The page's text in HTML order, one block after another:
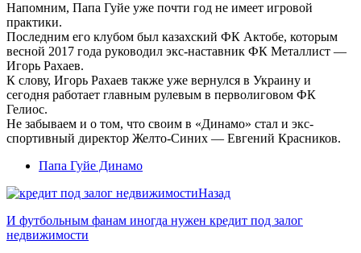
Напомним, Папа Гуйе уже почти год не имеет игровой
практики.
Последним его клубом был казахский ФК Актобе, которым
весной 2017 года руководил экс-наставник ФК Металлист —
Игорь Рахаев.
К слову, Игорь Рахаев также уже вернулся в Украину и
сегодня работает главным рулевым в перволиговом ФК
Гелиос.
Не забываем и о том, что своим в «Динамо» стал и экс-
спортивный директор Желто-Синих — Евгений Красников.
Папа Гуйе Динамо
Назад
И футбольным фанам иногда нужен кредит под залог
недвижимости